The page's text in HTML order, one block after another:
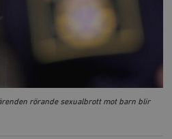
rörande sexualbrott mot barn blir